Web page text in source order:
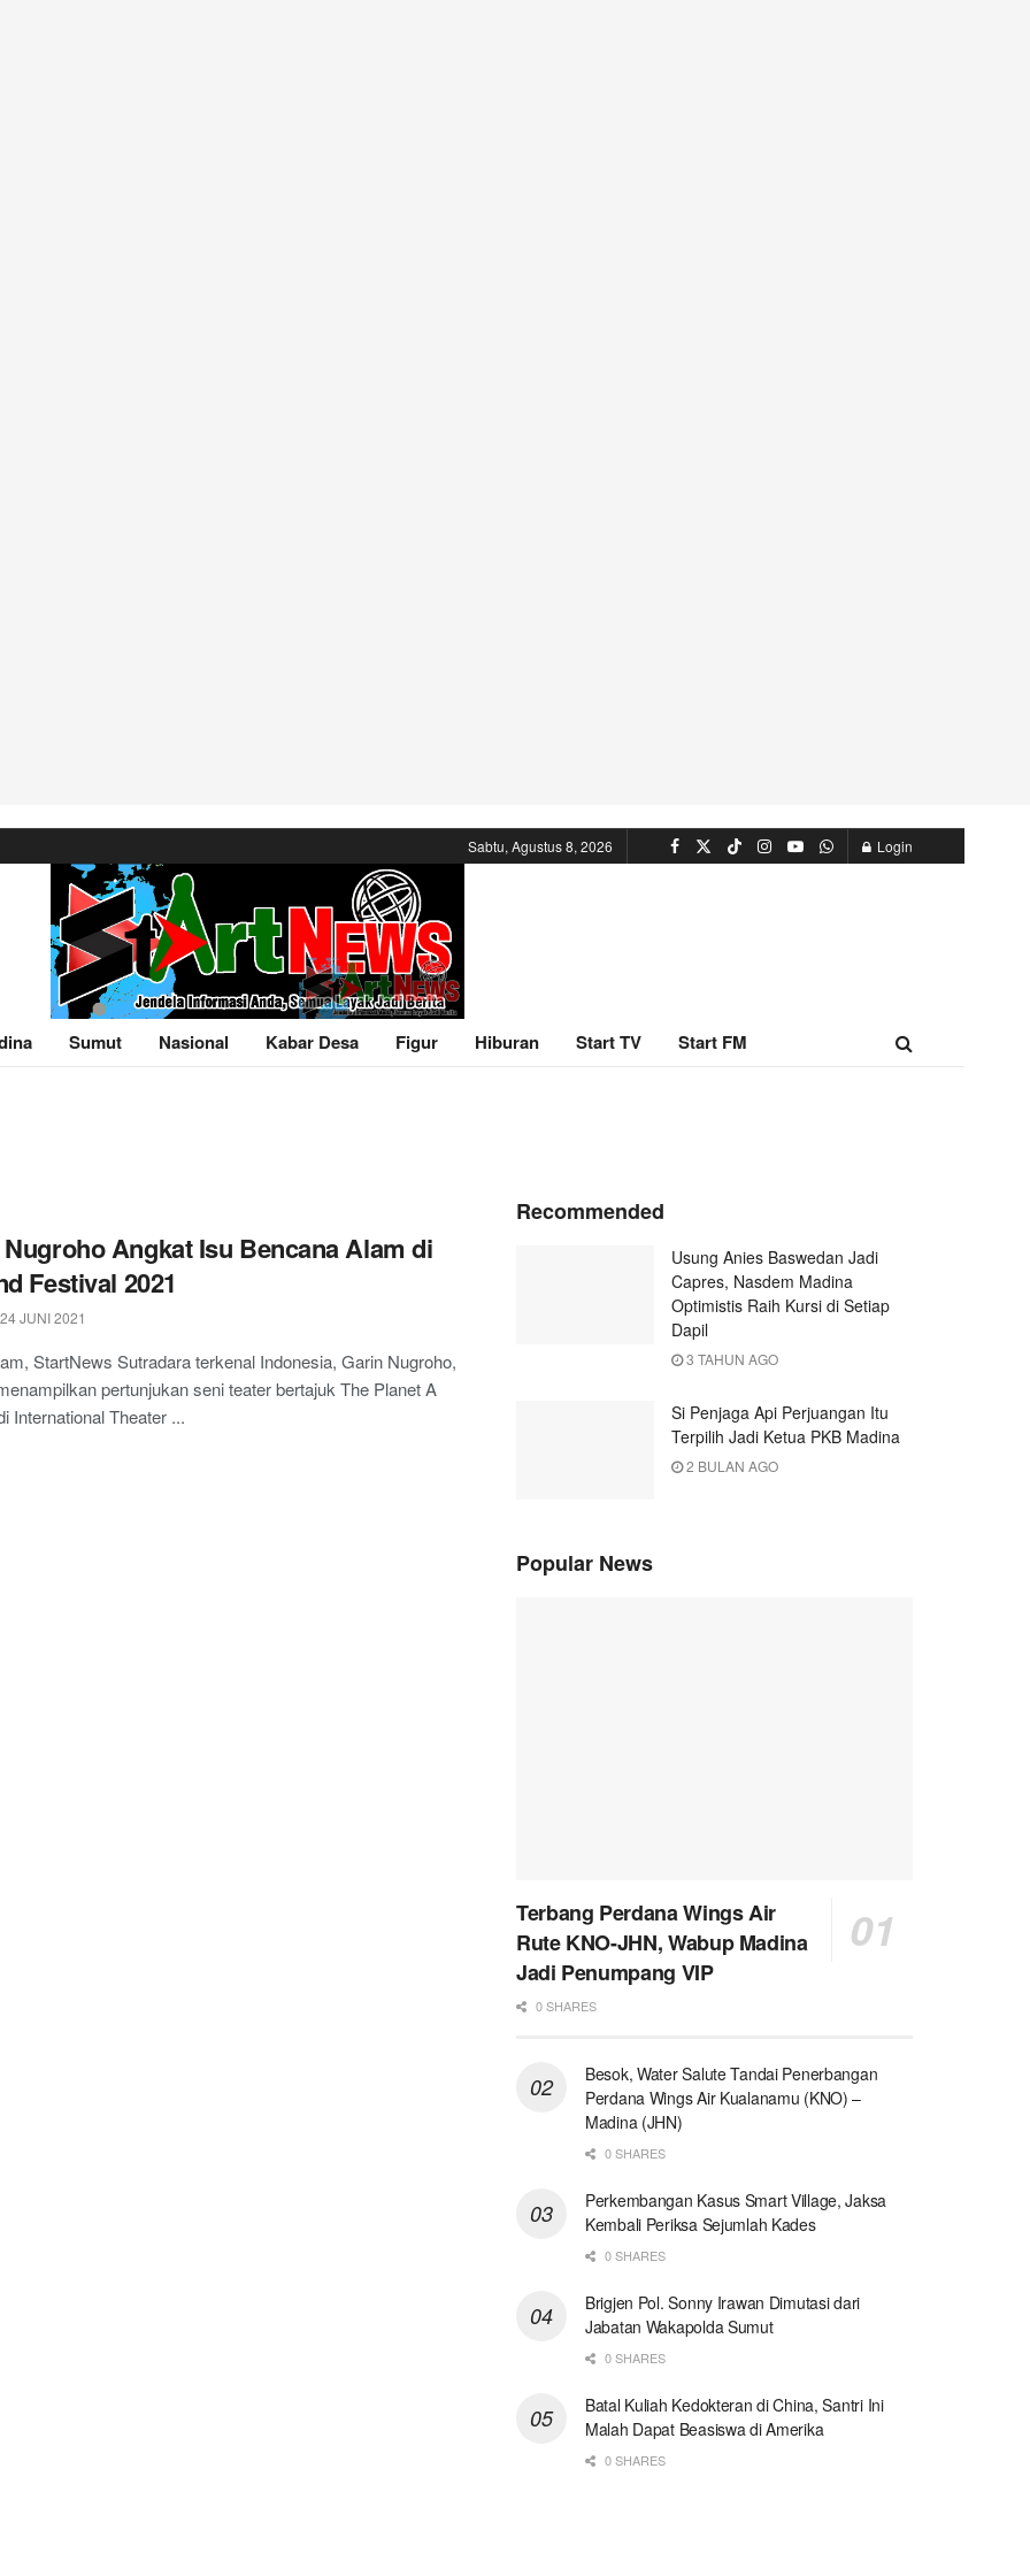
Sabtu, Agustus 8, 2026 Login
Sumut Nasional Kabar Desa Figur Hiburan Start TV Start FM
Angkat Isu Bencana Alam di
Festival 2021
JUNI 2021
StartNews Sutradara terkenal Indonesia, Garin Nugroho,
pertunjukan seni teater bertajuk The Planet A
International Theater ...
Recommended
Usung Anies Baswedan Jadi
Capres, Nasdem Madina
Optimistis Raih Kursi di Setiap
Dapil
3 TAHUN AGO
Si Penjaga Api Perjuangan Itu
Terpilih Jadi Ketua PKB Madina
2 BULAN AGO
Popular News
Terbang Perdana Wings Air
Rute KNO-JHN, Wabup Madina
Jadi Penumpang VIP
0 SHARES
Besok, Water Salute Tandai Penerbangan
Perdana Wings Air Kualanamu (KNO) –
Madina (JHN)
0 SHARES
Perkembangan Kasus Smart Village, Jaksa
Kembali Periksa Sejumlah Kades
0 SHARES
Brigjen Pol. Sonny Irawan Dimutasi dari
Jabatan Wakapolda Sumut
0 SHARES
Batal Kuliah Kedokteran di China, Santri Ini
Malah Dapat Beasiswa di Amerika
0 SHARES